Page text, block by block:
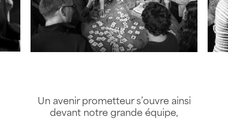
Un avenir prometteur s’ouvre ainsi
devant notre grande équipe,